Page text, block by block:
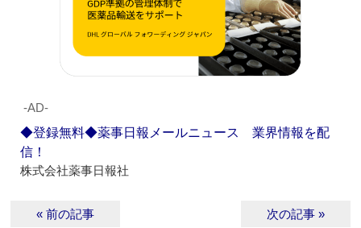
‐AD‐
◆登録無料◆薬事日報メールニュース 業界情報を配
信！
株式会社薬事日報社
« 前の記事 次の記事 »